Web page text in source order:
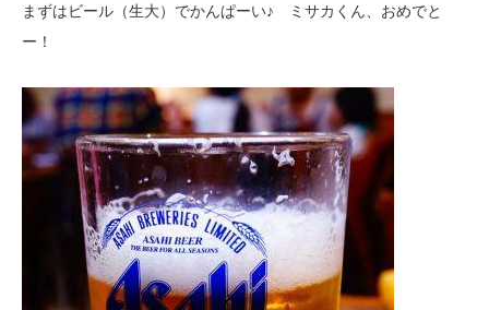
まずはビール（生大）でかんぱーい♪ ミサカくん、おめでと
ー！